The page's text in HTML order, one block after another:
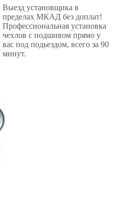
Выезд установщика в
пределах МКАД без доплат!
Профессиональная установка
чехлов с подшивом прямо у
вас под подьездом, всего за 90
минут.